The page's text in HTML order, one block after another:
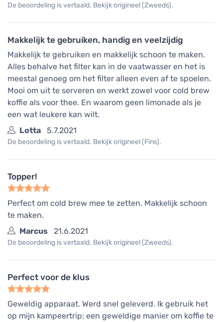
De beoordeling is vertaald. Bekijk origineel (Zweeds).
Makkelijk te gebruiken, handig en veelzijdig
Makkelijk te gebruiken en makkelijk schoon te maken.
Alles behalve het filter kan in de vaatwasser en het is
meestal genoeg om het filter alleen even af te spoelen.
Mooi om uit te serveren en werkt zowel voor cold brew
koffie als voor thee. En waarom geen limonade als je
een wat leukere kan wilt.
Lotta
5.7.2021
De beoordeling is vertaald. Bekijk origineel (Fins).
Topper!
Perfect om cold brew mee te zetten. Makkelijk schoon
te maken.
Marcus
21.6.2021
De beoordeling is vertaald. Bekijk origineel (Zweeds).
Perfect voor de klus
Geweldig apparaat. Werd snel geleverd. Ik gebruik het
op mijn kampeertrip; een geweldige manier om koffie te